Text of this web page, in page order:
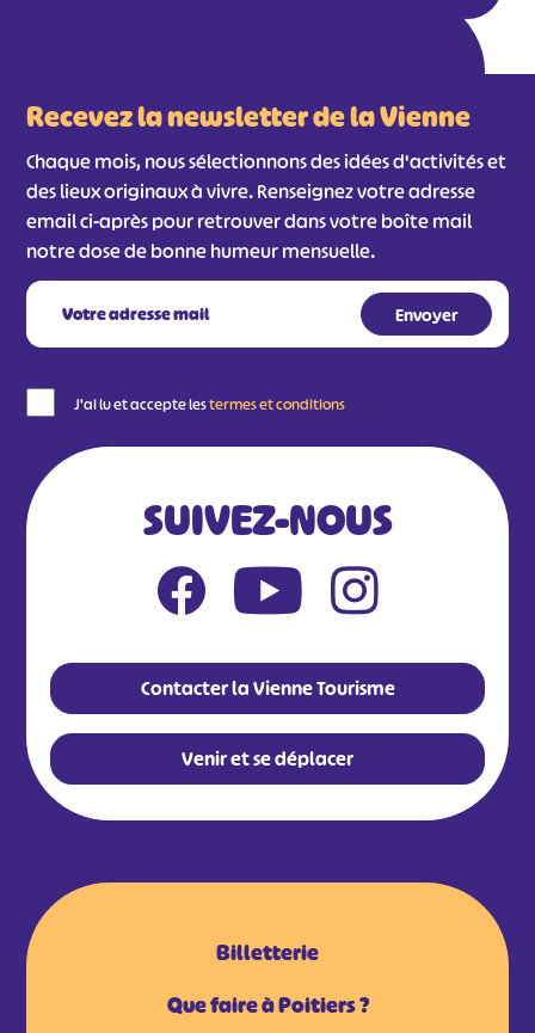
Recevez la newsletter de la Vienne
Chaque mois, nous sélectionnons des idées d'activités et
des lieux originaux à vivre. Renseignez votre adresse
email ci-après pour retrouver dans votre boîte mail
notre dose de bonne humeur mensuelle.
J'ai lu et accepte lestermes et conditions
SUIVEZ-NOUS
Contacter la Vienne Tourisme
Venir et se déplacer
Billetterie
Que faire à Poitiers ?
# #
#
#